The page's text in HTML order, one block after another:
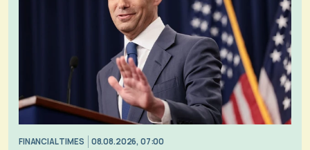
FINANCIAL TIMES 08.08.2026, 07:00